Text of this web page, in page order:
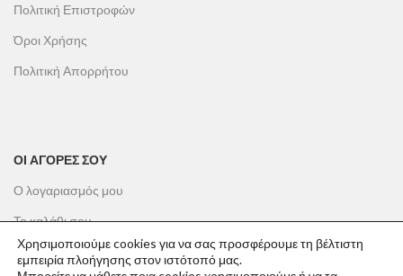
Πολιτική Επιστροφών
Όροι Χρήσης
Πολιτική Απορρήτου
ΟΙ ΑΓΟΡΕΣ ΣΟΥ
Ο λογαριασμός μου
Το καλάθι σου
Οι παραγγελίες σου
Χρησιμοποιούμε cookies για να σας προσφέρουμε τη βέλτιστη
εμπειρία πλοήγησης στον ιστότοπό μας.